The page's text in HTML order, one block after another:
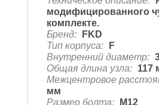
модифицированного
комплекте.
Бренд:
FKD
Тип корпуса:
F
Внутренний диаметр:
Общая длина узла: 117
Межцентровое
мм
Размер болта:
М12